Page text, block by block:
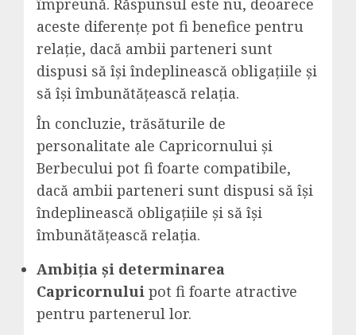
aceste diferențe pot fi benefice pentru
relație, dacă ambii parteneri sunt
dispusi să își îndeplinească obligațiile și
să își îmbunătățească relația.
În concluzie, trăsăturile de
personalitate ale Capricornului și
Berbecului pot fi foarte compatibile,
dacă ambii parteneri sunt dispusi să își
îndeplinească obligațiile și să își
îmbunătățească relația.
Ambiția și determinarea
Capricornului pot fi foarte atractive
pentru partenerul lor.